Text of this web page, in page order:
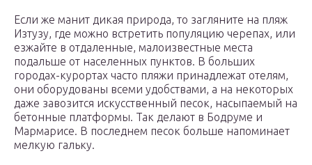
Если же манит дикая природа, то загляните на пляж
Изтузу, где можно встретить популяцию черепах, или
езжайте в отдаленные, малоизвестные места
подальше от населенных пунктов. В больших
городах-курортах часто пляжи принадлежат отелям,
они оборудованы всеми удобствами, а на некоторых
даже завозится искусственный песок, насыпаемый на
бетонные платформы. Так делают в Бодруме и
Мармарисе. В последнем песок больше напоминает
мелкую гальку.